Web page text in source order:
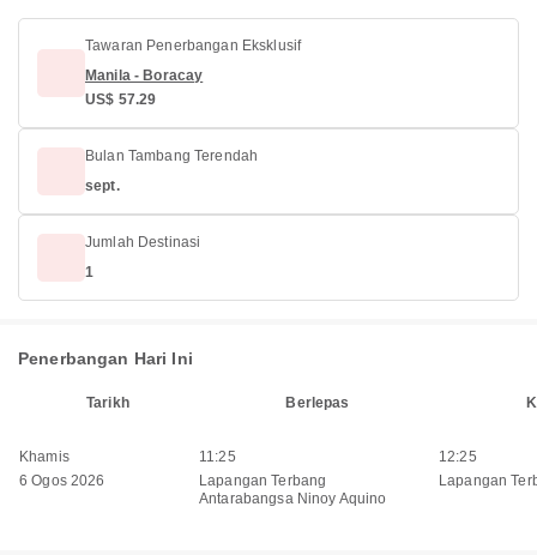
Tawaran Penerbangan Eksklusif
Manila - Boracay
US$ 57.29
Bulan Tambang Terendah
sept.
Jumlah Destinasi
1
Penerbangan Hari Ini
Tarikh Berlepas
Khamis
6 Ogos 2026
11:25
Lapangan Terbang
Antarabangsa Ninoy Aquino
12:25
Lapangan